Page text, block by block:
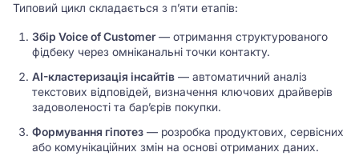
Типовий цикл складається з п’яти етапів:
Збір Voice of Customer— отримання структурованого
фідбеку через омніканальні точки контакту.
AI-кластеризація інсайтів — автоматичний аналіз
текстових відповідей, визначення ключових драйверів
задоволеності та бар’єрів покупки.
Формування гіпотез — розробка продуктових, сервісних
або комунікаційних змін на основі отриманих даних.